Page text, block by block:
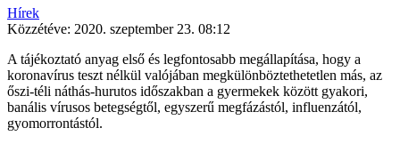
Hírek
Közzétéve: 2020. szeptember 23. 08:12
A tájékoztató anyag első és legfontosabb megállapítása, hogy a
koronavírus teszt nélkül valójában megkülönböztethetetlen más, az
őszi-téli náthás-hurutos időszakban a gyermekek között gyakori,
banális vírusos betegségtől, egyszerű megfázástól, influenzától,
gyomorrontástól.